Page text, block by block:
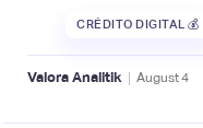
CRÉDITO DIGITAL 💰
Valora Analitik | August4